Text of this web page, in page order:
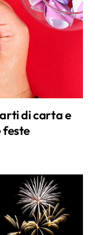
di carta e
feste